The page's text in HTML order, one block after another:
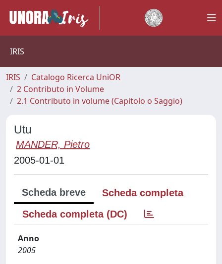
IRIS
IRIS
Catalogo Ricerca UniOR
2 Contributo in Volume
2.1 Contributo in volume (Capitolo o Saggio)
Utu
MANDER, Pietro
2005-01-01
Scheda breve
Scheda completa
Scheda completa (DC)
Anno
2005